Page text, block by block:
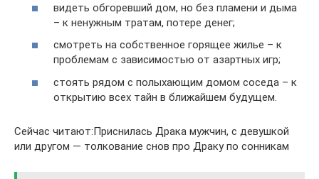
видеть обгоревший дом, но без пламени и дыма
– к ненужным тратам, потере денег;
смотреть на собственное горящее жилье – к
проблемам с зависимостью от азартных игр;
стоять рядом с полыхающим домом соседа – к
открытию всех тайн в ближайшем будущем.
Сейчас читают:Приснилась Драка мужчин, с девушкой
или другом — толкование снов про Драку по сонникам